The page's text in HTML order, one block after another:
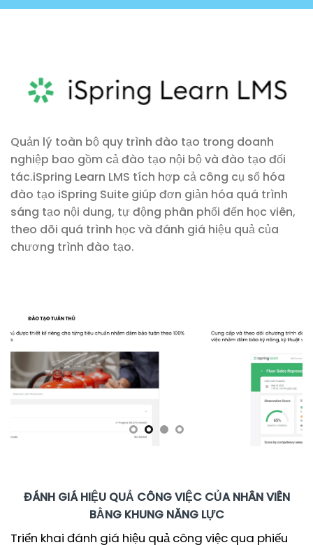
Quản lý toàn bộ quy trình đào tạo trong doanh
nghiệp bao gồm cả đào tạo nội bộ và đào tạo đối
tác.iSpring Learn LMS tích hợp cả công cụ số hóa
đào tạo iSpring Suite giúp đơn giản hóa quá trình
sáng tạo nội dung, tự động phân phối đến học viên,
theo dõi quá trình học và đánh giá hiệu quả của
chương trình đào tạo.
ĐÁNH GIÁ HIỆU QUẢ CÔNG VIỆC CỦA NHÂN VIÊN
BẰNG KHUNG NĂNG LỰC
Triển khai đánh giá hiệu quả công việc qua phiếu